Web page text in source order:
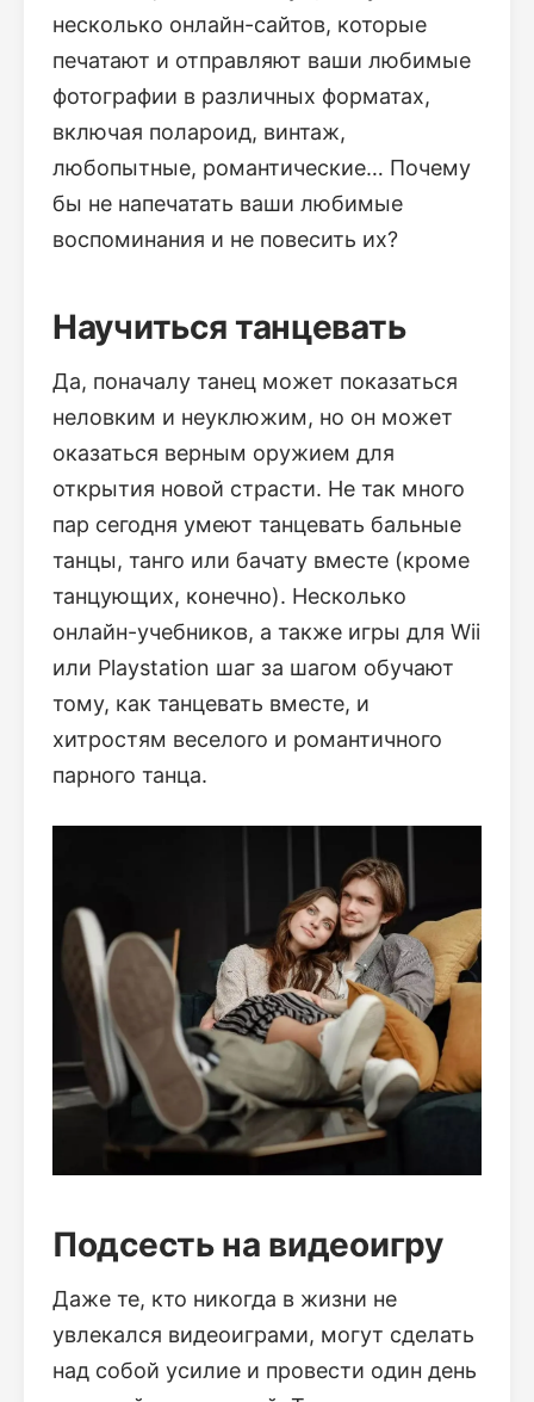
несколько онлайн-сайтов, которые
печатают и отправляют ваши любимые
фотографии в различных форматах,
включая полароид, винтаж,
любопытные, романтические… Почему
бы не напечатать ваши любимые
воспоминания и не повесить их?
Научиться танцевать
Да, поначалу танец может показаться
неловким и неуклюжим, но он может
оказаться верным оружием для
открытия новой страсти. Не так много
пар сегодня умеют танцевать бальные
танцы, танго или бачату вместе (кроме
танцующих, конечно). Несколько
онлайн-учебников, а также игры для Wii
или Playstation шаг за шагом обучают
тому, как танцевать вместе, и
хитростям веселого и романтичного
парного танца.
Подсесть на видеоигру
Даже те, кто никогда в жизни не
увлекался видеоиграми, могут сделать
над собой усилие и провести один день